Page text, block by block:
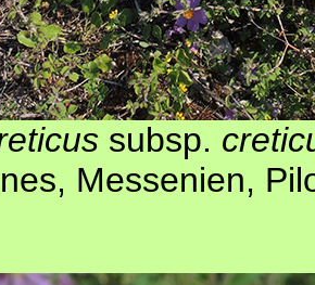
subsp.
Messenien,